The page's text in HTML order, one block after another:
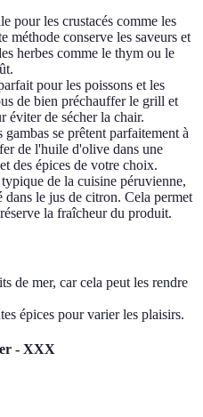
pour les crustacés comme les
méthode conserve les saveurs et
herbes comme le thym ou le
pour les poissons et les
de bien préchauffer le grill et
éviter de sécher la chair.
gambas se prêtent parfaitement à
de l'huile d'olive dans une
des épices de votre choix.
de la cuisine péruvienne,
dans le jus de citron. Cela permet
la fraîcheur du produit.
de mer, car cela peut les rendre
épices pour varier les plaisirs.
- XXX